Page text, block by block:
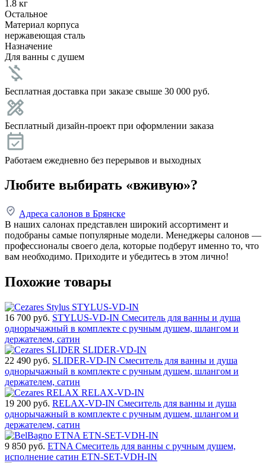
1.8 кг
Остальное
Материал корпуса
нержавеющая сталь
Назначение
Для ванны с душем
Бесплатная доставка при заказе свыше 30 000 руб.
Бесплатный дизайн-проект при оформлении заказа
Работаем ежедневно без перерывов и выходных
Любите выбирать «вживую»?
Адреса салонов в Брянске
В наших салонах представлен широкий ассортимент и
подобраны самые популярные модели. Менеджеры салонов —
профессионалы своего дела, которые подберут именно то, что
вам необходимо. Приходите и убедитесь в этом лично!
Похожие товары
16 700 руб. STYLUS-VD-IN Смеситель для ванны и душа
однорычажный в комплекте с ручным душем, шлангом и
держателем, сатин
22 490 руб. SLIDER-VD-IN Смеситель для ванны и душа
однорычажный в комплекте с ручным душем, шлангом и
держателем, сатин
19 200 руб. RELAX-VD-IN Смеситель для ванны и душа
однорычажный в комплекте с ручным душем, шлангом и
держателем, сатин
9 850 руб. ETNA Смеситель для ванны с ручным душем,
исполнение сатин ETN-SET-VDH-IN